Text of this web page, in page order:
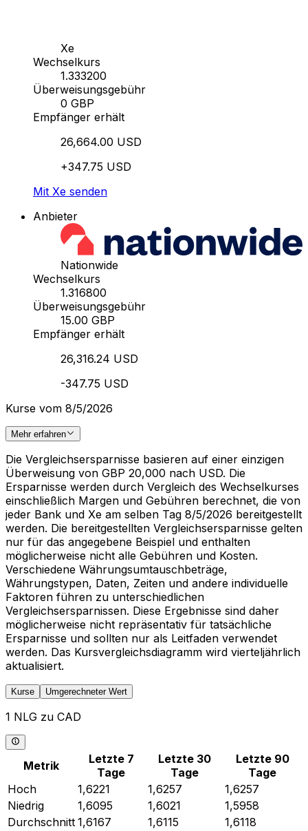
Xe
Wechselkurs
1.333200
Überweisungsgebühr
0 GBP
Empfänger erhält
26,664.00 USD
+347.75 USD
Mit Xe senden
Anbieter
Nationwide
Wechselkurs
1.316800
Überweisungsgebühr
15.00 GBP
Empfänger erhält
26,316.24 USD
-347.75 USD
Kurse vom 8/5/2026
Mehr erfahren
Die Vergleichsersparnisse basieren auf einer einzigen
Überweisung von GBP 20,000 nach USD. Die
Ersparnisse werden durch Vergleich des Wechselkurses
einschließlich Margen und Gebühren berechnet, die von
jeder Bank und Xe am selben Tag 8/5/2026 bereitgestellt
werden. Die bereitgestellten Vergleichsersparnisse gelten
nur für das angegebene Beispiel und enthalten
möglicherweise nicht alle Gebühren und Kosten.
Verschiedene Währungsumtauschbeträge,
Währungstypen, Daten, Zeiten und andere individuelle
Faktoren führen zu unterschiedlichen
Vergleichsersparnissen. Diese Ergebnisse sind daher
möglicherweise nicht repräsentativ für tatsächliche
Ersparnisse und sollten nur als Leitfaden verwendet
werden. Das Kursvergleichsdiagramm wird vierteljährlich
aktualisiert.
Kurse Umgerechneter Wert
1 NLG zu CAD
Metrik
Letzte 7
Tage
Letzte 30
Tage
Letzte 90
Tage
Hoch
1,6221 1,6257
1,6257
Niedrig
1,6095 1,6021
1,5958
Durchschnitt 1,6167 1,6115
1,6118